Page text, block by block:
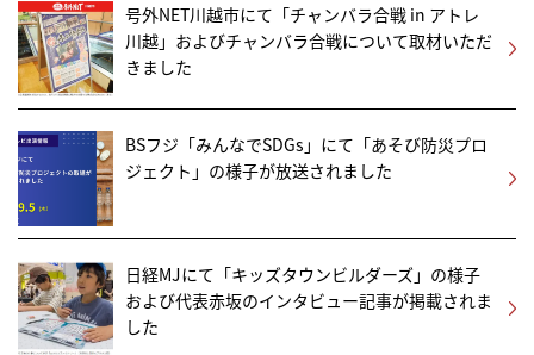
号外NET川越市にて「チャンバラ合戦 in アトレ
川越」およびチャンバラ合戦について取材いただ
きました
BSフジ「みんなでSDGs」にて「あそび防災プロ
ジェクト」の様子が放送されました
日経MJにて「キッズタウンビルダーズ」の様子
および代表赤坂のインタビュー記事が掲載されま
した